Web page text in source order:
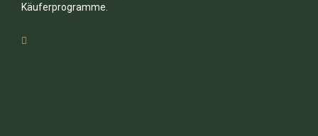
Käuferprogramme.